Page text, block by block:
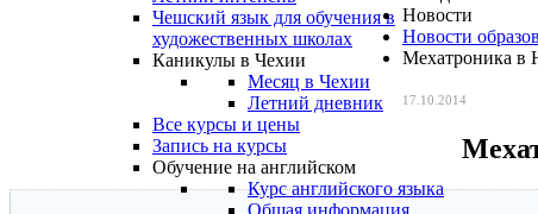
Чешский язык для обучения в
художественных школах
Каникулы в Чехии
Месяц в Чехии
Летний дневник
Все курсы и цены
Запись на курсы
Обучение на английском
Курс английского языка
Общая информация
Новости
Новости
Мехатроника в
17.10.2014